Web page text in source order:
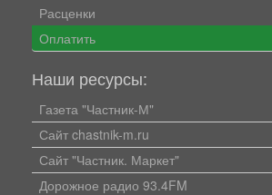
Расценки
Оплатить
Наши ресурсы:
Газета "Частник-М"
Сайт chastnik-m.ru
Сайт "Частник. Маркет"
Дорожное радио 93.4FM